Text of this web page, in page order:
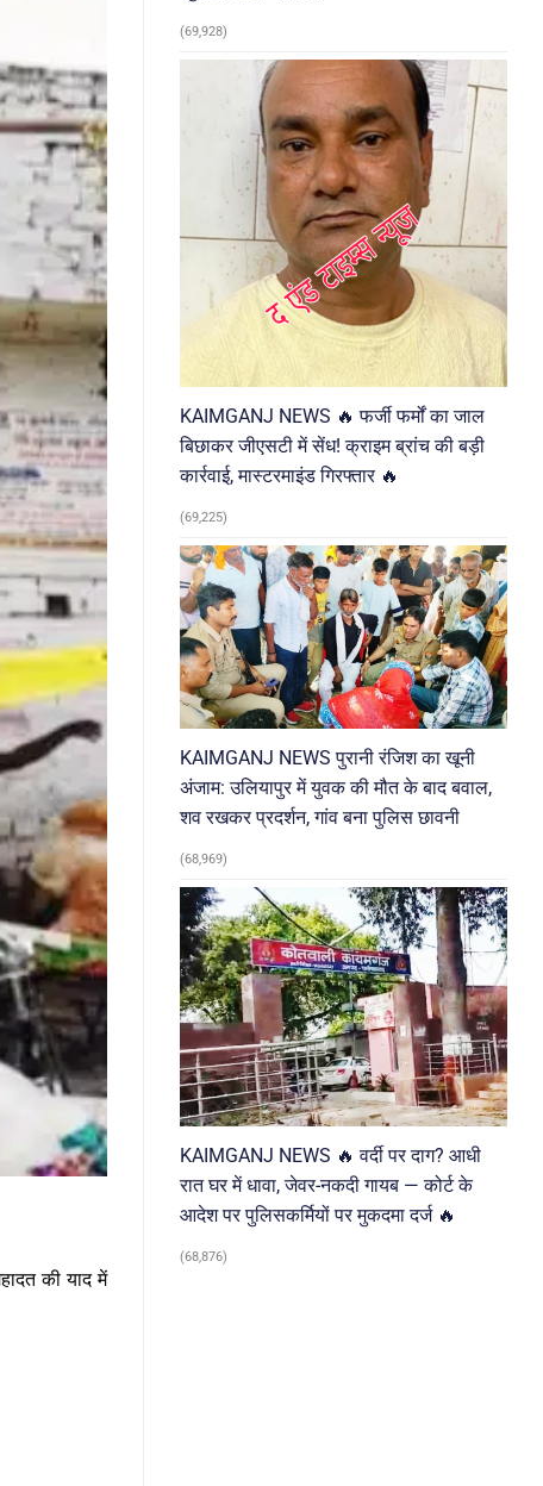
की याद में
(69,928)
KAIMGANJ NEWS 🔥 फर्जी फर्मों का जाल
बिछाकर जीएसटी में सेंध! क्राइम ब्रांच की बड़ी
कार्रवाई, मास्टरमाइंड गिरफ्तार 🔥
(69,225)
KAIMGANJ NEWS पुरानी रंजिश का खूनी
अंजाम: उलियापुर में युवक की मौत के बाद बवाल,
शव रखकर प्रदर्शन, गांव बना पुलिस छावनी
(68,969)
KAIMGANJ NEWS 🔥 वर्दी पर दाग? आधी
रात घर में धावा, जेवर-नकदी गायब — कोर्ट के
आदेश पर पुलिसकर्मियों पर मुकदमा दर्ज 🔥
(68,876)